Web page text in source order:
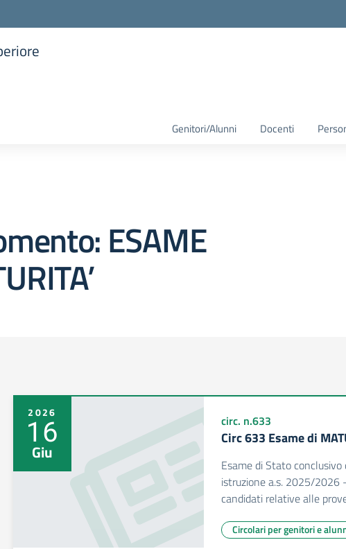
Genitori/Alunni Docenti
ESAME
2026
16
Giu
circ. n.633
Circ 633 Esame di
Esame di Stato
istruzione a.s. 2025/2026
candidati relative alle
Circolari per genitori e